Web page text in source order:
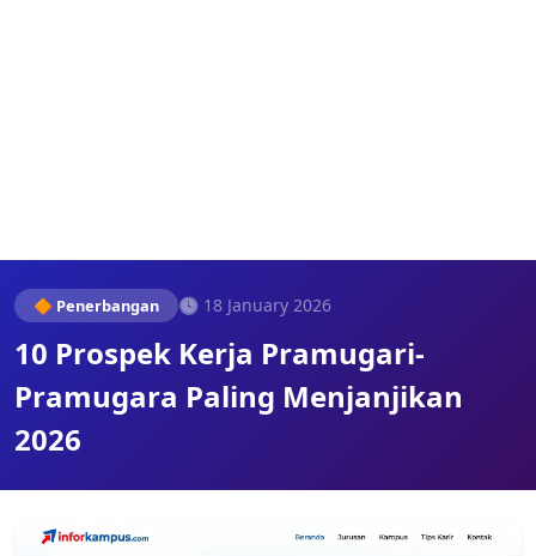
🔶 Penerbangan 🕓 18 January 2026
10 Prospek Kerja Pramugari-
Pramugara Paling Menjanjikan
2026